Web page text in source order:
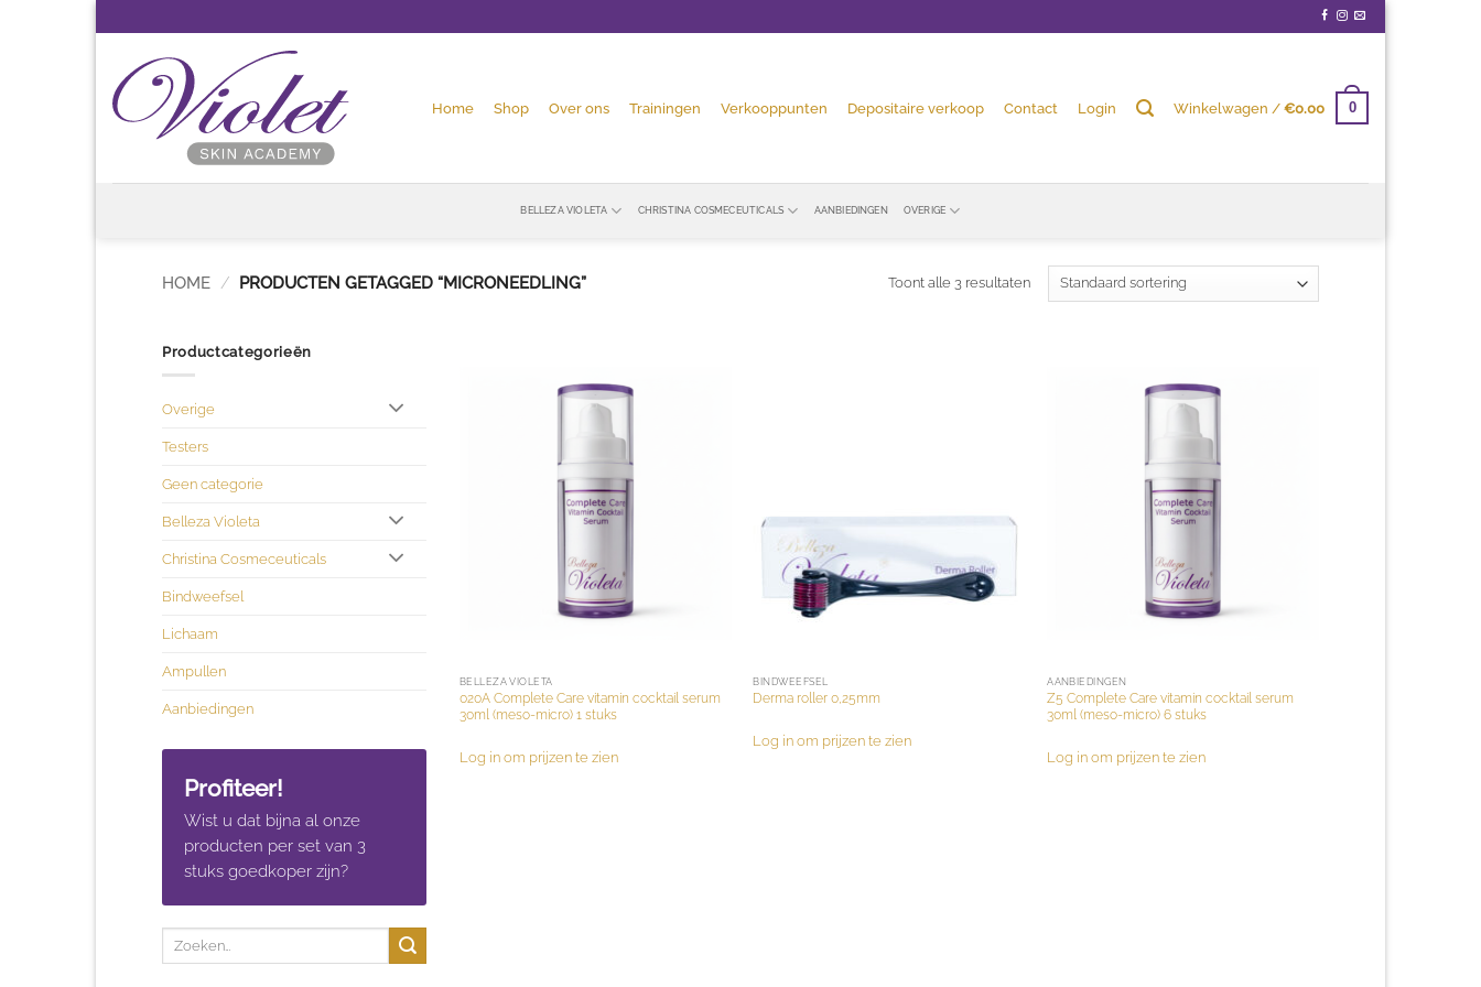
naar
Home Shop Over ons Trainingen Verkooppunten Depositaire verkoop Contact Login Winkelwagen /€0.00 0
BELLEZA VIOLETA CHRISTINA COSMECEUTICALS AANBIEDINGEN OVERIGE
HOME / PRODUCTEN GETAGGED “MICRONEEDLING” Toont alle 3 resultaten
Productcategorieën
Overige
Testers
Geen categorie
Belleza Violeta
Christina Cosmeceuticals
Bindweefsel
Lichaam
Ampullen
Aanbiedingen
Profiteer!
Wist u dat bijna al onze
producten per set van 3
stuks goedkoper zijn?
Zoeken
BELLEZA VIOLETA
020A Complete Care vitamin cocktail serum
30ml (meso-micro) 1 stuks
Log in om prijzen te zien
BINDWEEFSEL
Derma roller 0,25mm
Log in om prijzen te zien
AANBIEDINGEN
Z5 Complete Care vitamin cocktail serum
30ml (meso-micro) 6 stuks
Log in om prijzen te zien